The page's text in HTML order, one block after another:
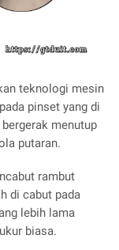
teknologi mesin
pinset yang di
menutup
putaran.
rambut
di cabut pada
lebih lama
biasa.